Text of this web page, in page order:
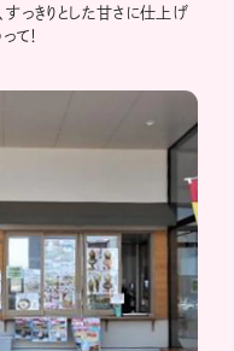
っきりとした甘さに仕上げ
て！